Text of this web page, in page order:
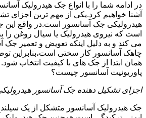
در ادامه شما را با انواع جک هیدرولیک
آشنا خواهیم کرد.یکی از مهم ترین اجزای
هیدرولیکی جک آسانسور است.در واقع این
است که نیروی هیدرولیک یا سیال روغن را
می کند و به دلیل اینکه تعویض و تعمیر جک
چاهک آسانسور کار سختی است،بنابراین
همان ابتدا از جک های با کیفیت انتخاب شود.
پاوریونیت آسانسور چیست؟
اجزای تشکیل دهنده جک آسانسور
جک هیدرولیک آسانسور متشکل از یک